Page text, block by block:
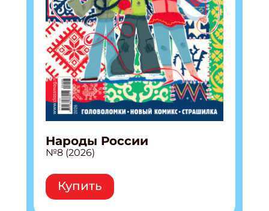
Народы России
№8 (2026)
Купить